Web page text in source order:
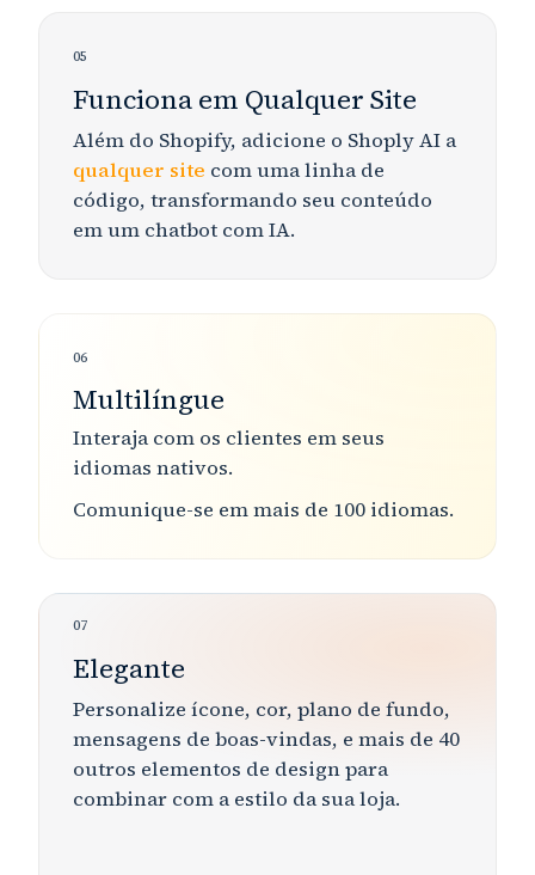
05
Funciona em Qualquer Site
Além do Shopify, adicione o Shoply AI a
qualquer site com uma linha de
código, transformando seu conteúdo
em um chatbot com IA.
06
Multilíngue
Interaja com os clientes em seus
idiomas nativos.
Comunique-se emmais de 100 idiomas.
07
Elegante
Personalize ícone, cor, plano de fundo,
mensagens de boas-vindas, e mais de 40
outros elementos de design para
combinar com a estilo da sua loja.